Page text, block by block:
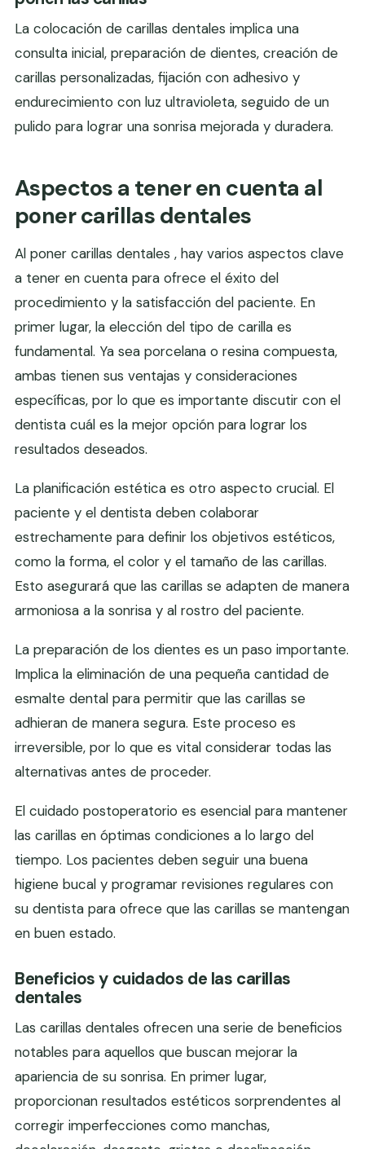
La colocación de carillas dentales implica una
consulta inicial, preparación de dientes, creación de
carillas personalizadas, fijación con adhesivo y
endurecimiento con luz ultravioleta, seguido de un
pulido para lograr una sonrisa mejorada y duradera.
Aspectos a tener en cuenta al
poner carillas dentales
Al poner carillas dentales , hay varios aspectos clave
a tener en cuenta para ofrece el éxito del
procedimiento y la satisfacción del paciente. En
primer lugar, la elección del tipo de carilla es
fundamental. Ya sea porcelana o resina compuesta,
ambas tienen sus ventajas y consideraciones
específicas, por lo que es importante discutir con el
dentista cuál es la mejor opción para lograr los
resultados deseados.
La planificación estética es otro aspecto crucial. El
paciente y el dentista deben colaborar
estrechamente para definir los objetivos estéticos,
como la forma, el color y el tamaño de las carillas.
Esto asegurará que las carillas se adapten de manera
armoniosa a la sonrisa y al rostro del paciente.
La preparación de los dientes es un paso importante.
Implica la eliminación de una pequeña cantidad de
esmalte dental para permitir que las carillas se
adhieran de manera segura. Este proceso es
irreversible, por lo que es vital considerar todas las
alternativas antes de proceder.
El cuidado postoperatorio es esencial para mantener
las carillas en óptimas condiciones a lo largo del
tiempo. Los pacientes deben seguir una buena
higiene bucal y programar revisiones regulares con
su dentista para ofrece que las carillas se mantengan
en buen estado.
Beneficios y cuidados de las carillas
dentales
Las carillas dentales ofrecen una serie de beneficios
notables para aquellos que buscan mejorar la
apariencia de su sonrisa. En primer lugar,
proporcionan resultados estéticos sorprendentes al
corregir imperfecciones como manchas,